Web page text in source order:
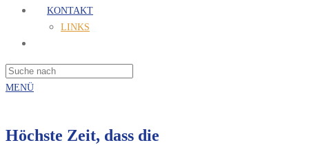
KONTAKT
LINKS
MENÜ
Höchste Zeit, dass die